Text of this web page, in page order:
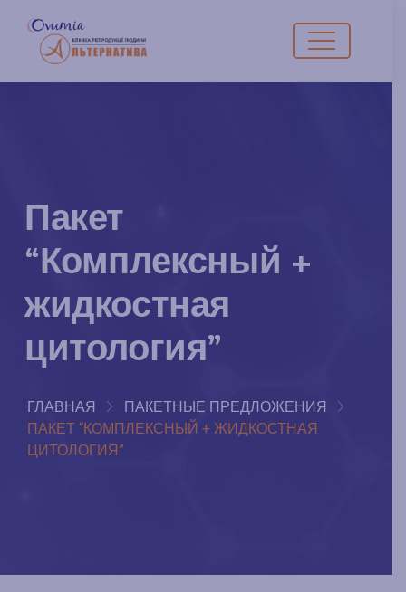
Пакет
“Комплексный +
жидкостная
цитология”
ГЛАВНАЯ
ПАКЕТНЫЕ ПРЕДЛОЖЕНИЯ
ПАКЕТ “КОМПЛЕКСНЫЙ + ЖИДКОСТНАЯ
ЦИТОЛОГИЯ”